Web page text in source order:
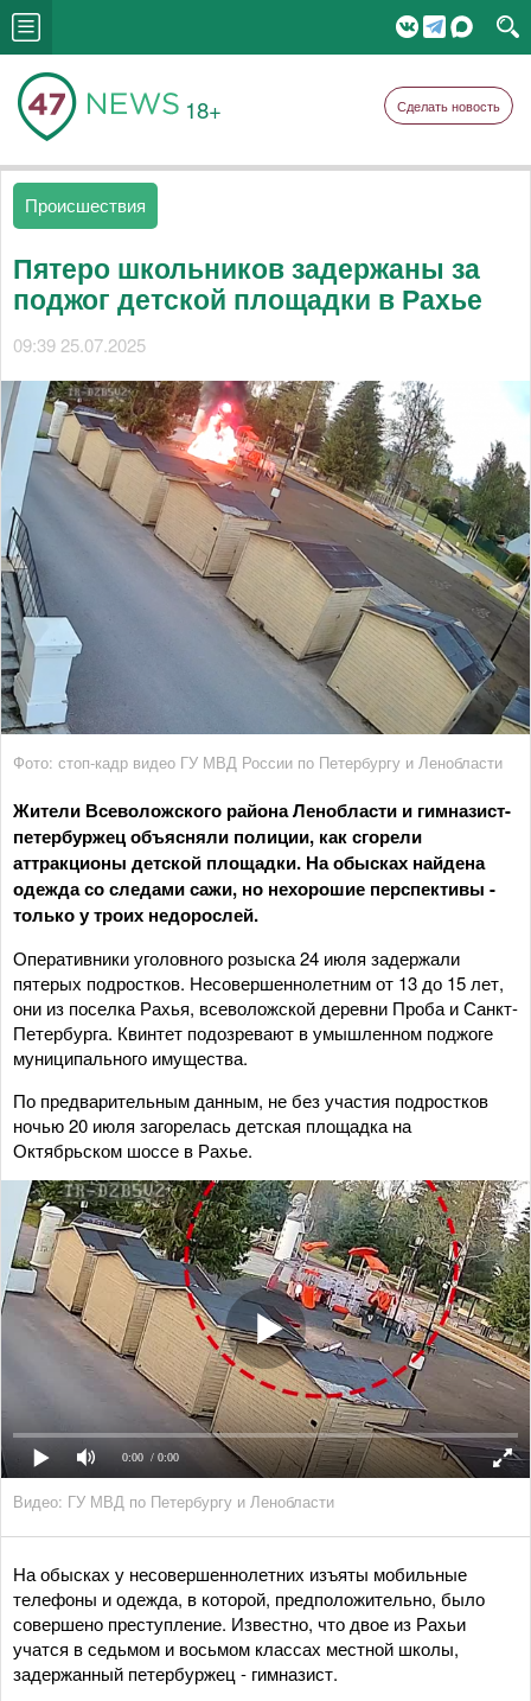
18+ Сделать новость
Происшествия
Пятеро школьников задержаны за
поджог детской площадки в Рахье
09:39 25.07.2025
Фото: стоп-кадр видео ГУ МВД России по Петербургу и Ленобласти
Жители Всеволожского района Ленобласти и гимназист-
петербуржец объясняли полиции, как сгорели
аттракционы детской площадки. На обысках найдена
одежда со следами сажи, но нехорошие перспективы -
только у троих недорослей.
Оперативники уголовного розыска 24 июля задержали
пятерых подростков. Несовершеннолетним от 13 до 15 лет,
они из поселка Рахья, всеволожской деревни Проба и Санкт-
Петербурга. Квинтет подозревают в умышленном поджоге
муниципального имущества.
По предварительным данным, не без участия подростков
ночью 20 июля загорелась детская площадка на
Октябрьском шоссе в Рахье.
0:00 / 0:00
Видео: ГУ МВД по Петербургу и Ленобласти
На обысках у несовершеннолетних изъяты мобильные
телефоны и одежда, в которой, предположительно, было
совершено преступление. Известно, что двое из Рахьи
учатся в седьмом и восьмом классах местной школы,
задержанный петербуржец - гимназист.